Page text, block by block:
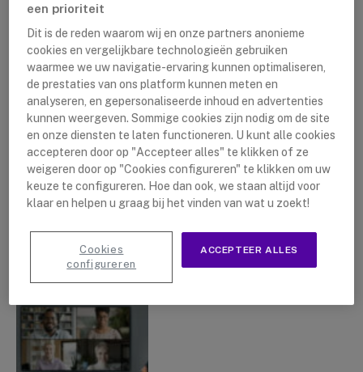
Yealink Meetingbars
A20&A30: Een nieuwe visie
op samenwerking in
ruimtes
Valerie Vernes 7 december 2022
een prioriteit
Dit is de reden waarom wij en onze partners anonieme
cookies en vergelijkbare technologieën gebruiken
waarmee we uw navigatie-ervaring kunnen optimaliseren,
de prestaties van ons platform kunnen meten en
analyseren, en gepersonaliseerde inhoud en advertenties
kunnen weergeven. Sommige cookies zijn nodig om de site
en onze diensten te laten functioneren. U kunt alle cookies
accepteren door op "Accepteer alles" te klikken of ze
weigeren door op "Cookies configureren" te klikken om uw
keuze te configureren. Hoe dan ook, we staan altijd voor
klaar en helpen u graag bij het vinden van wat u zoekt!
ACCEPTEER ALLES
Cookies
configureren